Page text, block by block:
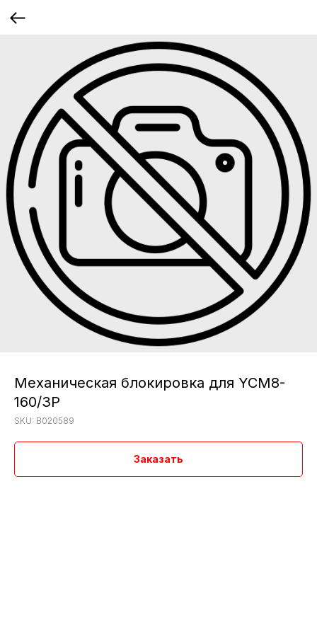
Механическая блокировка для YCM8-
160/3P
SKU: B020589
Заказать